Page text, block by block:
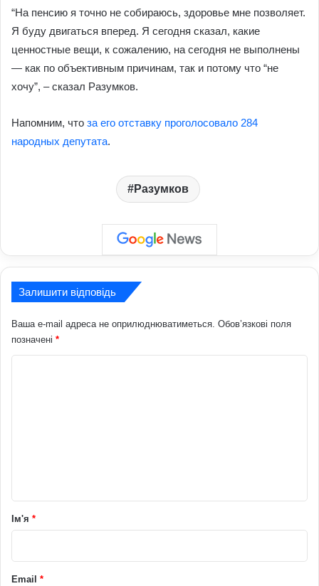
“На пенсию я точно не собираюсь, здоровье мне позволяет.
Я буду двигаться вперед. Я сегодня сказал, какие
ценностные вещи, к сожалению, на сегодня не выполнены
— как по объективным причинам, так и потому что “не
хочу”, – сказал Разумков.
Напомним, что за его отставку проголосовало 284
народных депутата.
Разумков
Залишити відповідь
Ваша e-mail адреса не оприлюднюватиметься. Обов’язкові поля
позначені *
рІм'я *
Email *